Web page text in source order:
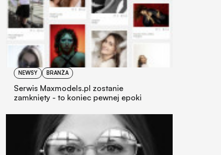
NEWSY BRANŻA
Serwis Maxmodels.pl zostanie
zamknięty - to koniec pewnej epoki